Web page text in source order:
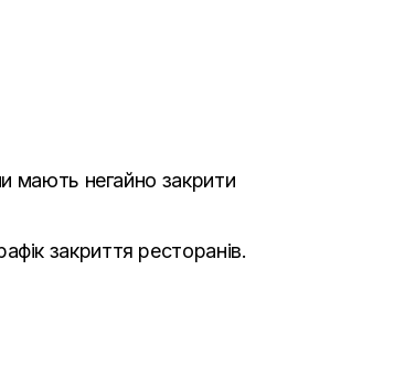
мають негайно закрити
закриття ресторанів.